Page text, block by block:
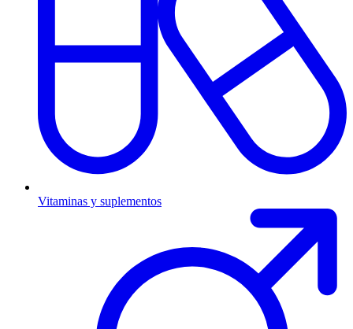
Vitaminas y suplementos